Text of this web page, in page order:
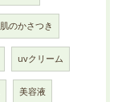
肌のかさつき
uvクリーム
美容液